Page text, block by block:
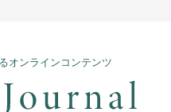
オンラインコンテンツ